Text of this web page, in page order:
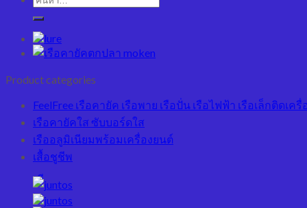
Product categories
FeelFree เรือคายัค เรือพาย เรือปั่น เรือไฟฟ้า เรือเล็กติดเครื่
เรือคายัคใส ซับบอร์ดใส
เรืออลูมิเนียมพร้อมเครื่องยนต์
เสื้อชูชีพ